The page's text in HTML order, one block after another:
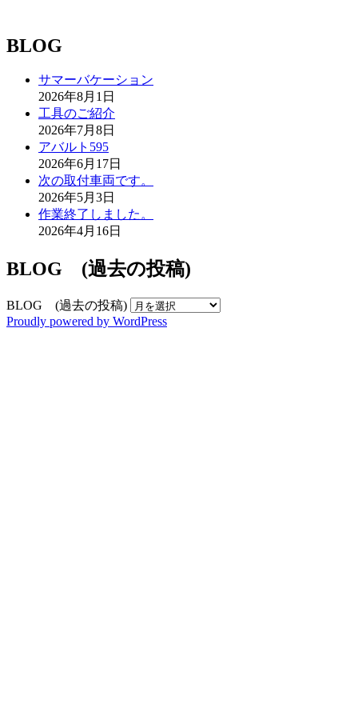
BLOG
サマーバケーション
2026年8月1日
工具のご紹介
2026年7月8日
アバルト595
2026年6月17日
次の取付車両です。
2026年5月3日
作業終了しました。
2026年4月16日
BLOG (過去の投稿)
BLOG (過去の投稿)
Proudly powered by WordPress